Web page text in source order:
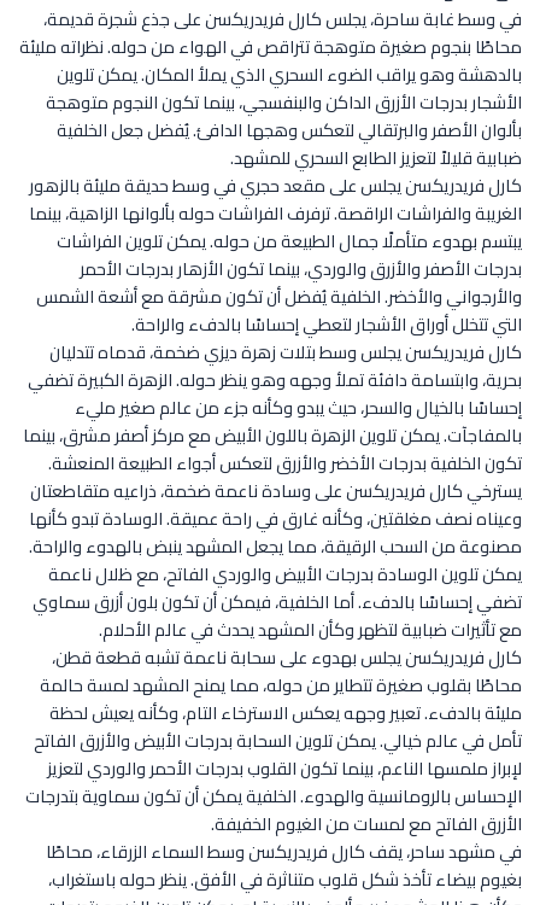
في وسط غابة ساحرة، يجلس كارل فريدريكسن على جذع شجرة قديمة،
محاطًا بنجوم صغيرة متوهجة تتراقص في الهواء من حوله. نظراته مليئة
بالدهشة وهو يراقب الضوء السحري الذي يملأ المكان. يمكن تلوين
الأشجار بدرجات الأزرق الداكن والبنفسجي، بينما تكون النجوم متوهجة
بألوان الأصفر والبرتقالي لتعكس وهجها الدافئ. يُفضل جعل الخلفية
ضبابية قليلاً لتعزيز الطابع السحري للمشهد.
كارل فريدريكسن يجلس على مقعد حجري في وسط حديقة مليئة بالزهور
الغريبة والفراشات الراقصة. ترفرف الفراشات حوله بألوانها الزاهية، بينما
يبتسم بهدوء متأملًا جمال الطبيعة من حوله. يمكن تلوين الفراشات
بدرجات الأصفر والأزرق والوردي، بينما تكون الأزهار بدرجات الأحمر
والأرجواني والأخضر. الخلفية يُفضل أن تكون مشرقة مع أشعة الشمس
التي تتخلل أوراق الأشجار لتعطي إحساسًا بالدفء والراحة.
كارل فريدريكسن يجلس وسط بتلات زهرة ديزي ضخمة، قدماه تتدليان
بحرية، وابتسامة دافئة تملأ وجهه وهو ينظر حوله. الزهرة الكبيرة تضفي
إحساسًا بالخيال والسحر، حيث يبدو وكأنه جزء من عالم صغير مليء
بالمفاجآت. يمكن تلوين الزهرة باللون الأبيض مع مركز أصفر مشرق، بينما
تكون الخلفية بدرجات الأخضر والأزرق لتعكس أجواء الطبيعة المنعشة.
يسترخي كارل فريدريكسن على وسادة ناعمة ضخمة، ذراعيه متقاطعتان
وعيناه نصف مغلقتين، وكأنه غارق في راحة عميقة. الوسادة تبدو كأنها
مصنوعة من السحب الرقيقة، مما يجعل المشهد ينبض بالهدوء والراحة.
يمكن تلوين الوسادة بدرجات الأبيض والوردي الفاتح، مع ظلال ناعمة
تضفي إحساسًا بالدفء. أما الخلفية، فيمكن أن تكون بلون أزرق سماوي
مع تأثيرات ضبابية لتظهر وكأن المشهد يحدث في عالم الأحلام.
كارل فريدريكسن يجلس بهدوء على سحابة ناعمة تشبه قطعة قطن،
محاطًا بقلوب صغيرة تتطاير من حوله، مما يمنح المشهد لمسة حالمة
مليئة بالدفء. تعبير وجهه يعكس الاسترخاء التام، وكأنه يعيش لحظة
تأمل في عالم خيالي. يمكن تلوين السحابة بدرجات الأبيض والأزرق الفاتح
لإبراز ملمسها الناعم، بينما تكون القلوب بدرجات الأحمر والوردي لتعزيز
الإحساس بالرومانسية والهدوء. الخلفية يمكن أن تكون سماوية بتدرجات
الأزرق الفاتح مع لمسات من الغيوم الخفيفة.
في مشهد ساحر، يقف كارل فريدريكسن وسط السماء الزرقاء، محاطًا
بغيوم بيضاء تأخذ شكل قلوب متناثرة في الأفق. ينظر حوله باستغراب،